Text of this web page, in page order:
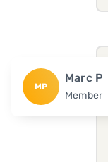
MP
Marc P
Member